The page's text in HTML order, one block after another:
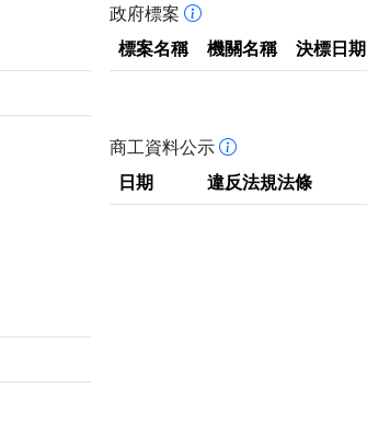
政府標案
標案名稱
機關名稱 決標日期
商工資料公示
日期
違反法規法條